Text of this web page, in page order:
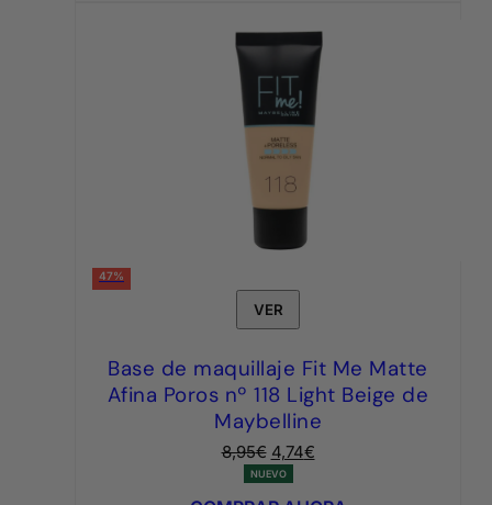
47%
VER
Base de maquillaje Fit Me Matte
Afina Poros nº 118 Light Beige de
Maybelline
8,95€ El
precio
original
4,74€El
actual
NUEVO